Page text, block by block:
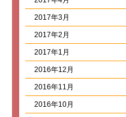
2017年3月
2017年2月
2017年1月
2016年12月
2016年11月
2016年10月